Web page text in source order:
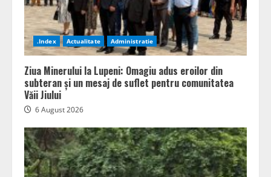
.Index Actualitate Administratie
Ziua Minerului la Lupeni: Omagiu adus eroilor din
subteran și un mesaj de suflet pentru comunitatea
Văii Jiului
6 August 2026